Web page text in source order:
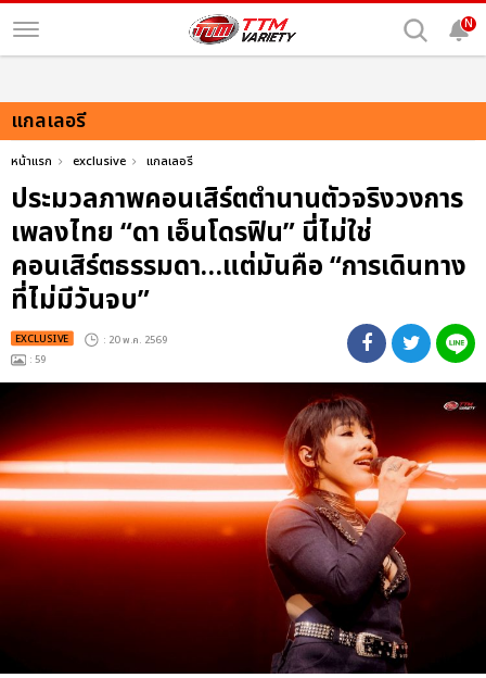
N
แกลเลอรี
หน้าแรก exclusive แกลเลอรี
ประมวลภาพคอนเสิร์ตตำนานตัวจริงวงการ
เพลงไทย “ดา เอ็นโดรฟิน” นี่ไม่ใช่
คอนเสิร์ตธรรมดา…แต่มันคือ “การเดินทาง
ที่ไม่มีวันจบ”
EXCLUSIVE : 20 พ.ค. 2569
: 59